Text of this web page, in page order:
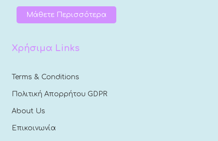
Μάθετε Περισσότερα
Χρήσιμα Links
Terms & Conditions
Πολιτική Απορρήτου GDPR
About Us
Επικοινωνία